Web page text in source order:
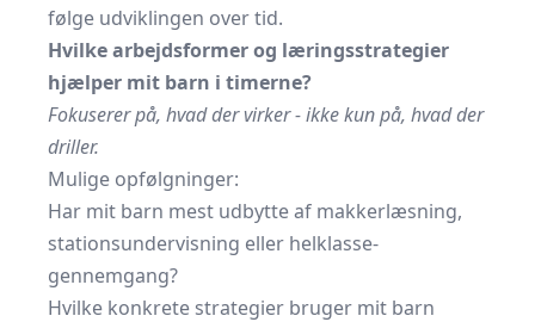
følge udviklingen over tid.
Hvilke arbejdsformer og læringsstrategier
hjælper mit barn i timerne?
Fokuserer på, hvad der virker - ikke kun på, hvad der
driller.
Mulige opfølgninger:
Har mit barn mest udbytte af makkerlæsning,
stationsundervisning eller helklasse-
gennemgang?
Hvilke konkrete strategier bruger mit barn